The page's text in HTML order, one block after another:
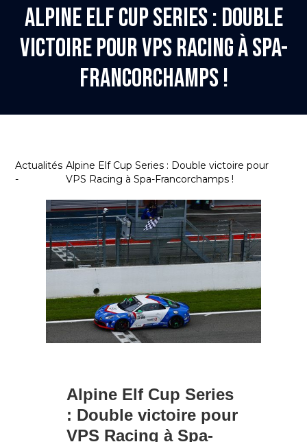
Alpine Elf Cup Series : Double
victoire pour VPS Racing à Spa-
Francorchamps !
Actualités
-
Alpine Elf Cup Series : Double victoire pour
VPS Racing à Spa-Francorchamps !
Alpine Elf Cup Series
: Double victoire pour
VPS Racing à Spa-